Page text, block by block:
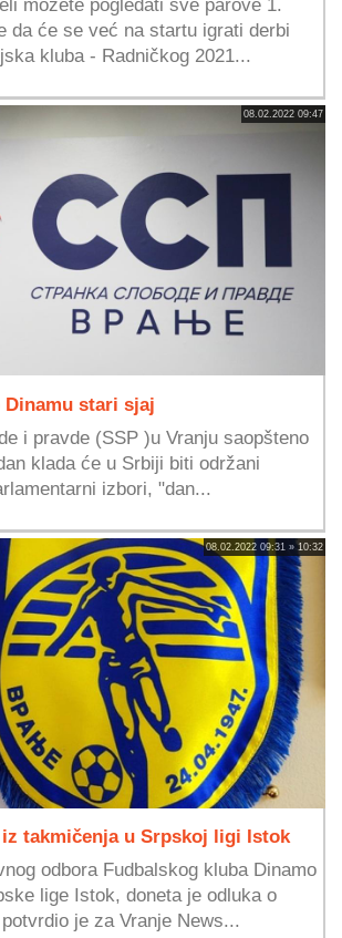
možete pogledati sve parove 1.
da će se već na startu igrati derbi
kluba - Radničkog 2021...
08.02.2022 09:47
Dinamu stari sjaj
i pravde (SSP )u Vranju saopšteno
klada će u Srbiji biti održani
izbori, "dan...
08.02.2022 09:31 » 10:32
takmičenja u Srpskoj ligi Istok
odbora Fudbalskog kluba Dinamo
lige Istok, doneta je odluka o
je za Vranje News...